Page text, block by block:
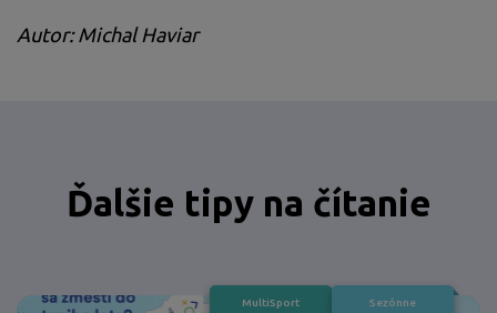
Autor: Michal Haviar
Ďalšie tipy na čítanie
MultiSport Sezónne